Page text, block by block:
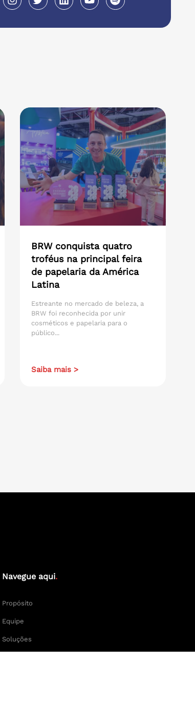
BRW conquista quatro
troféus na principal feira
de papelaria da América
Latina
Estreante no mercado de beleza, a
BRW foi reconhecida por unir
cosméticos e papelaria para o
público...
Saiba mais >
Navegue aqui.
Propósito
Equipe
Soluções